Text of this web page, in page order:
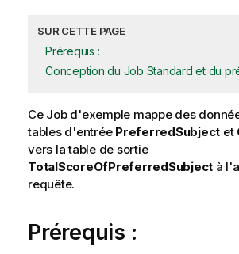
SUR CETTE PAGE
Prérequis :
Conception du Job Standard et du
Ce Job d'exemple mappe des
tables d'entrée PreferredSubject et
vers la table de sortie
TotalScoreOfPreferredSubject à
requête.
Prérequis :